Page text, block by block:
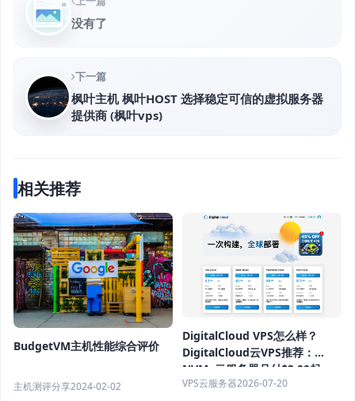
没有了
下一篇
枫叶主机 枫叶HOST 选择稳定可信的虚拟服务器
提供商 (枫叶vps)
相关推荐
BudgetVM主机性能综合评价
主机测评分享2024-02-02
DigitalCloud VPS怎么样？
DigitalCloud云VPS推荐：
NVMe云服务器月付$3.99起，
不限流量高性价比
VPS云服务器2026-07-20